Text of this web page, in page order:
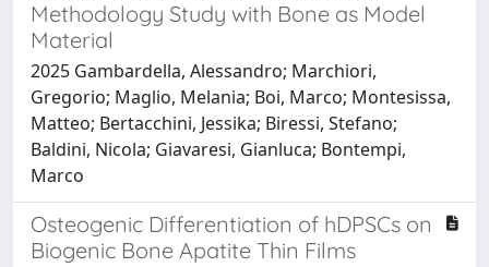
Methodology Study with Bone as Model
Material
2025 Gambardella, Alessandro; Marchiori,
Gregorio; Maglio, Melania; Boi, Marco; Montesissa,
Matteo; Bertacchini, Jessika; Biressi, Stefano;
Baldini, Nicola; Giavaresi, Gianluca; Bontempi,
Marco
Osteogenic Differentiation of hDPSCs on
Biogenic Bone Apatite Thin Films